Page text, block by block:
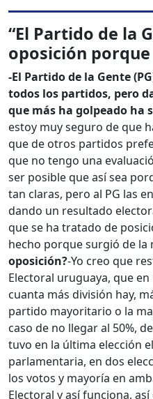
“El Partido de la
oposición
-El Partido de la Gente
todos los partidos, pero
que más ha golpeado ha
estoy muy seguro de que
que de otros partidos
que no tengo una
ser posible que así sea
tan claras, pero al PG las
dando un resultado
que se ha tratado de
hecho porque surgió de la
oposición?-Yo creo que
Electoral uruguaya, que
cuanta más división hay,
partido mayoritario o la
caso de no llegar al 50%,
tuvo en la última elección
parlamentaria, en dos
los votos y mayoría en
Electoral y así funciona,